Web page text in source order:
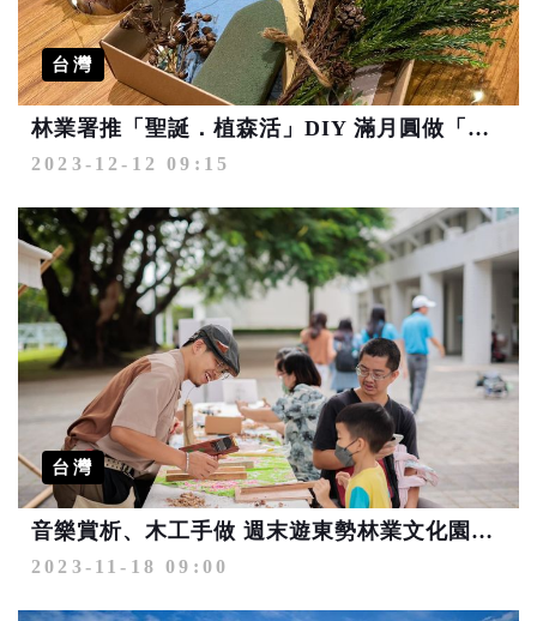
台灣
林業署推「聖誕．植森活」DIY 滿月圓做「柳杉之心」特別版聖誕樹
2023-12-12 09:15
台灣
音樂賞析、木工手做 週末遊東勢林業文化園區 體驗秋日市集美好時光
2023-11-18 09:00